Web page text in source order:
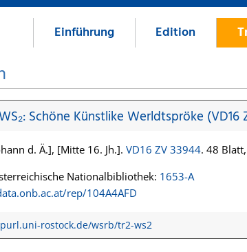
Einführung Edition
Schöne Künstlike Werldtspröke (VD16
d. Ä.], [Mitte 16. Jh.]. VD16 ZV 33944. 48
Nationalbibliothek: 1653-A
rep/104A4AFD
rostock.de/wsrb/tr2-ws2